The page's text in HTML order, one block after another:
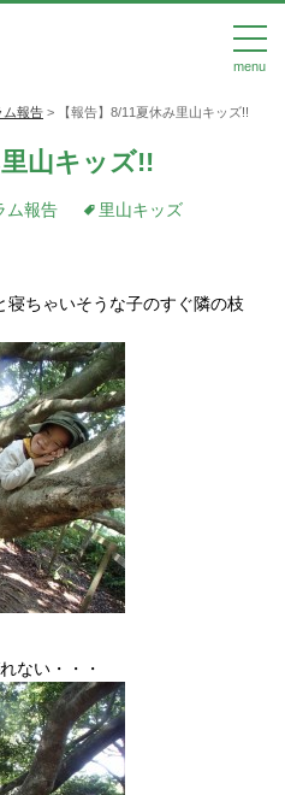
menu
ム報告 > 【報告】8/11夏休み里山キッズ!!
里山キッズ!!
ム報告 里山キッズ
寝ちゃいそうな子のすぐ隣の枝
ない・・・